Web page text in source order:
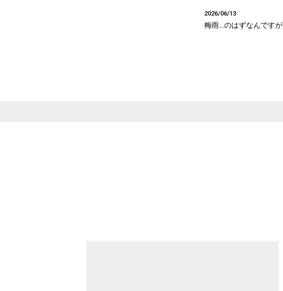
2026/06/13
梅雨…のはずなんですが